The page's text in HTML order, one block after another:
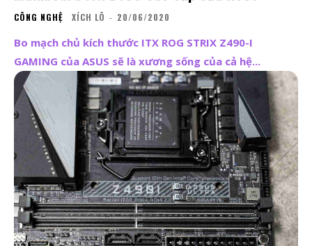
CÔNG NGHỆ XÍCH LÔ - 20/06/2020
Bo mạch chủ kích thước ITX ROG STRIX Z490-I
GAMING của ASUS sẽ là xương sống của cả hệ...